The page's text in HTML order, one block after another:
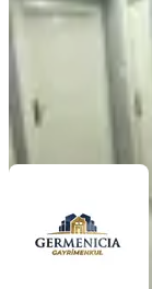
Germenicia
Ara